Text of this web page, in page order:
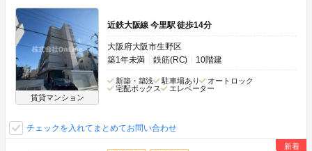
賃貸マンション
近鉄大阪線 今里駅 徒歩14分
大阪府大阪市生野区
築1年未満
鉄筋(RC) 10階建
新築・築浅 駐車場あり
オートロック
宅配ボックス
エレベーター
チェックを入れてまとめてお問い合わせ